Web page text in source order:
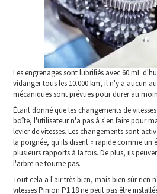
Les engrenages sont lubrifiés avec 60 mL
vidanger tous les 10.000 km, il n'y a aucun
mécaniques sont prévues pour durer au
Étant donné que les changements de
boîte, l'utilisateur n'a pas à s'en faire pour
levier de vitesses. Les changements sont
la poignée, qu'ils disent « rapide comme un
plusieurs rapports à la fois. De plus, ils
l'arbre ne tourne pas.
Tout cela a l'air très bien, mais bien sûr rien
vitesses Pinion P1.18 ne peut pas être